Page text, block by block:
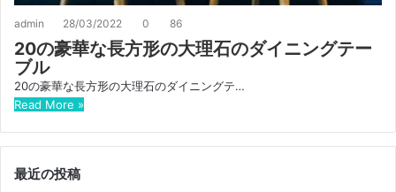
admin 28/03/2022 0 86
20の豪華な長方形の大理石のダイニングテー
ブル
20の豪華な長方形の大理石のダイニングテ…
Read More »
最近の投稿